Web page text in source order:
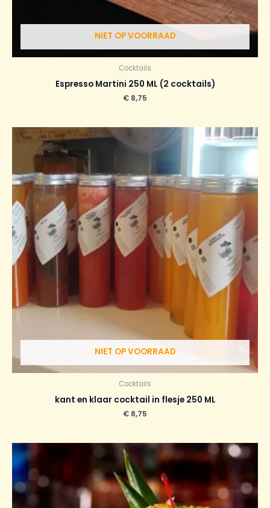
NIET OP VOORRAAD
Cocktails
Espresso Martini 250 ML (2 cocktails)
€ 8,75
NIET OP VOORRAAD
Cocktails
kant en klaar cocktail in flesje 250 ML
€ 8,75